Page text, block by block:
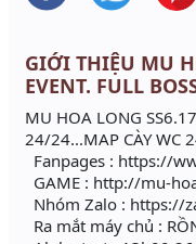
GIỚI THIỆU MU
EVENT. FULL
MU HOA LONG
24/24...MAP CÀY WC
Fanpages : https://
GAME : http://mu-
Nhóm Zalo : https://
Ra mắt máy chủ :